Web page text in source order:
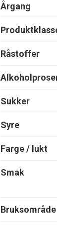
Årgang
Råstoffer
Sukker
Syre
Farge / lukt
Smak
Bruksområde